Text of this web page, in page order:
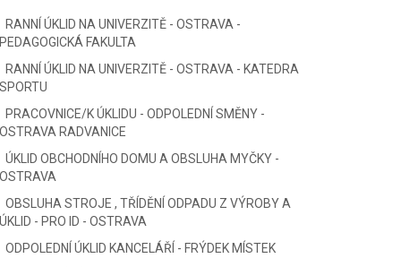
RANNÍ ÚKLID NA UNIVERZITĚ - OSTRAVA -
PEDAGOGICKÁ FAKULTA
RANNÍ ÚKLID NA UNIVERZITĚ - OSTRAVA - KATEDRA
SPORTU
PRACOVNICE/K ÚKLIDU - ODPOLEDNÍ SMĚNY -
OSTRAVA RADVANICE
ÚKLID OBCHODNÍHO DOMU A OBSLUHA MYČKY -
OSTRAVA
OBSLUHA STROJE , TŘÍDĚNÍ ODPADU Z VÝROBY A
ÚKLID - PRO ID - OSTRAVA
ODPOLEDNÍ ÚKLID KANCELÁŘÍ - FRÝDEK MÍSTEK